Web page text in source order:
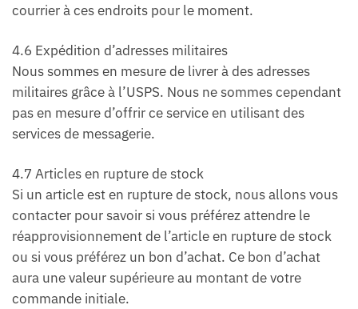
courrier à ces endroits pour le moment.
4.6 Expédition d’adresses militaires
Nous sommes en mesure de livrer à des adresses
militaires grâce à l’USPS. Nous ne sommes cependant
pas en mesure d’offrir ce service en utilisant des
services de messagerie.
4.7 Articles en rupture de stock
Si un article est en rupture de stock, nous allons vous
contacter pour savoir si vous préférez attendre le
réapprovisionnement de l’article en rupture de stock
ou si vous préférez un bon d’achat. Ce bon d’achat
aura une valeur supérieure au montant de votre
commande initiale.